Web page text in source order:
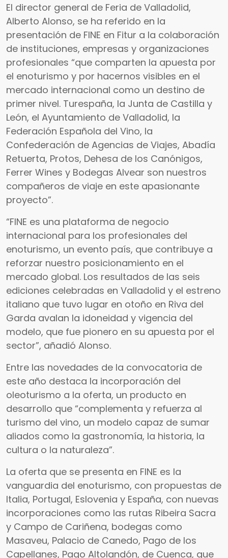
El director general de Feria de Valladolid,
Alberto Alonso, se ha referido en la
presentación de FINE en Fitur a la colaboración
de instituciones, empresas y organizaciones
profesionales “que comparten la apuesta por
el enoturismo y por hacernos visibles en el
mercado internacional como un destino de
primer nivel. Turespaña, la Junta de Castilla y
León, el Ayuntamiento de Valladolid, la
Federación Española del Vino, la
Confederación de Agencias de Viajes, Abadía
Retuerta, Protos, Dehesa de los Canónigos,
Ferrer Wines y Bodegas Alvear son nuestros
compañeros de viaje en este apasionante
proyecto”.
“FINE es una plataforma de negocio
internacional para los profesionales del
enoturismo, un evento país, que contribuye a
reforzar nuestro posicionamiento en el
mercado global. Los resultados de las seis
ediciones celebradas en Valladolid y el estreno
italiano que tuvo lugar en otoño en Riva del
Garda avalan la idoneidad y vigencia del
modelo, que fue pionero en su apuesta por el
sector”, añadió Alonso.
Entre las novedades de la convocatoria de
este año destaca la incorporación del
oleoturismo a la oferta, un producto en
desarrollo que “complementa y refuerza al
turismo del vino, un modelo capaz de sumar
aliados como la gastronomía, la historia, la
cultura o la naturaleza”.
La oferta que se presenta en FINE es la
vanguardia del enoturismo, con propuestas de
Italia, Portugal, Eslovenia y España, con nuevas
incorporaciones como las rutas Ribeira Sacra
y Campo de Cariñena, bodegas como
Masaveu, Palacio de Canedo, Pago de los
Capellanes, Pago Altolandón, de Cuenca, que